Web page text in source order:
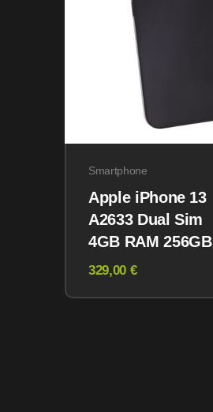
Smartphone
Apple iPhone 13
A2633 Dual Sim
4GB RAM 256GB
Midnight
329,00 €